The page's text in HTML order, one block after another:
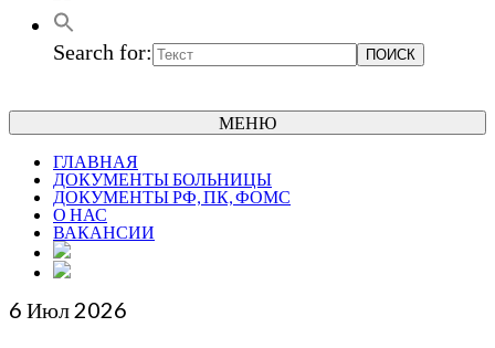
Search for:
МЕНЮ
ГЛАВНАЯ
ДОКУМЕНТЫ БОЛЬНИЦЫ
ДОКУМЕНТЫ РФ, ПК, ФОМС
О НАС
ВАКАНСИИ
6 Июл 2026